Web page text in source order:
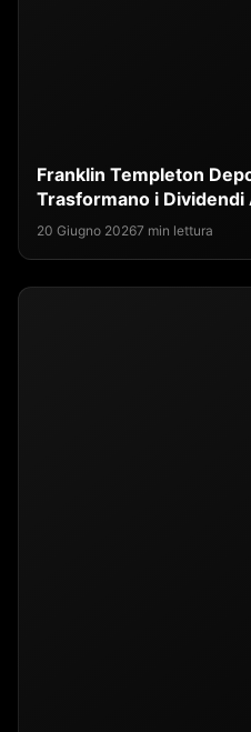
Franklin Templeton
Trasformano i Dividendi
20 Giugno 20267 min lettura